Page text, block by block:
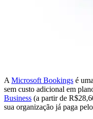
A Microsoft Bookings é
sem custo adicional em
Business (a partir de
sua organização já paga